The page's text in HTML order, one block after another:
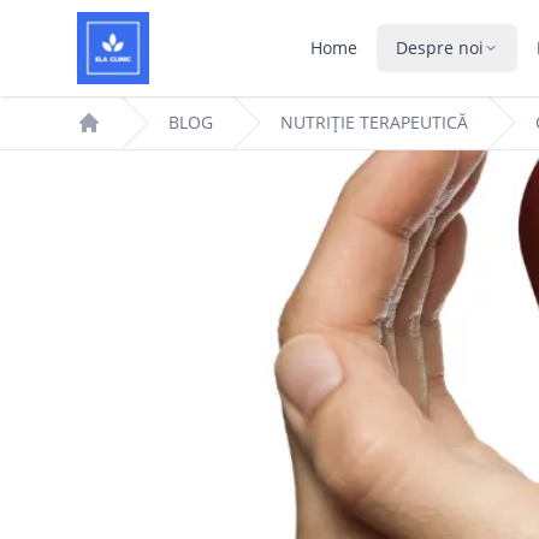
Home Despre noi
Home BLOG NUTRIȚIE TERAPEUTICĂ